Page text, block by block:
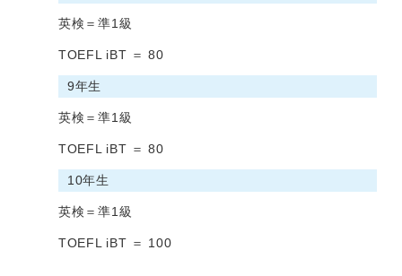
英検＝準1級
TOEFL iBT ＝ 80
9年生
英検＝準1級
TOEFL iBT ＝ 80
10年生
英検＝準1級
TOEFL iBT ＝ 100